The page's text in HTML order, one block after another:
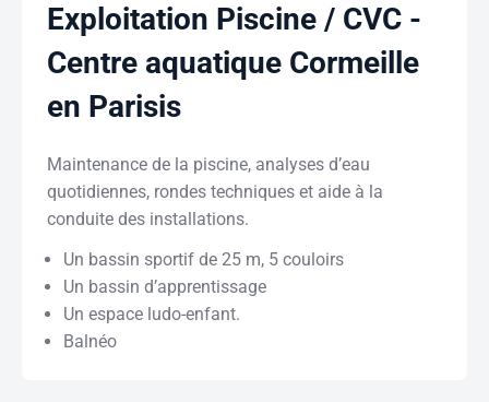
Exploitation Piscine / CVC -
Centre aquatique Cormeille
en Parisis
Maintenance de la piscine, analyses d’eau
quotidiennes, rondes techniques et aide à la
conduite des installations.
Un bassin sportif de 25 m, 5 couloirs
Un bassin d’apprentissage
Un espace ludo-enfant.
Balnéo